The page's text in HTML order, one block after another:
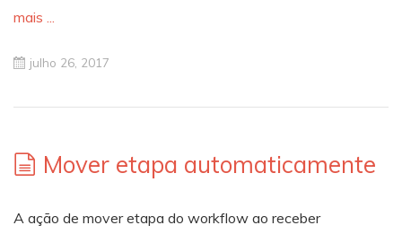
mais ...
julho 26, 2017
Mover etapa automaticamente
A ação de mover etapa do workflow ao receber